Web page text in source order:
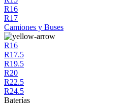
R16
R17
Camiones y Buses
R16
R17.5
R19.5
R20
R22.5
R24.5
Baterías